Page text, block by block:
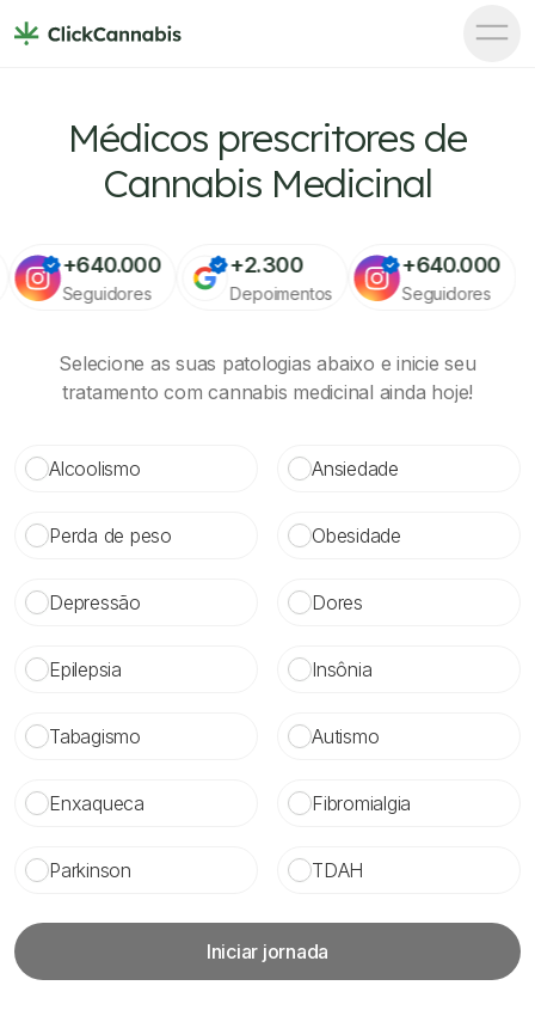
Médicos prescritores de
Cannabis Medicinal
+640.000
Seguidores
+2.300
Depoimentos
+640.000
Seguidores
Selecione as suas patologias abaixo e inicie seu
tratamento com cannabis medicinal ainda hoje!
Alcoolismo Ansiedade
Perda de peso Obesidade
Depressão Dores
Epilepsia Insônia
Tabagismo Autismo
Enxaqueca Fibromialgia
Parkinson TDAH
Iniciar jornada